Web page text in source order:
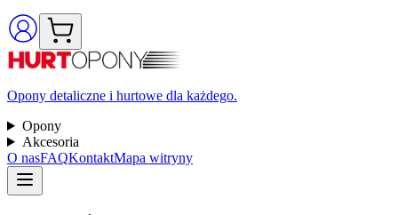
Opony detaliczne i hurtowe dla każdego.
Opony
Akcesoria
O nasFAQKontaktMapa witryny